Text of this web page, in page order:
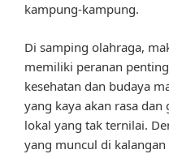
kampung-kampung.
Di samping olahraga,
memiliki peranan
kesehatan dan budaya
yang kaya akan rasa
lokal yang tak ternilai.
yang muncul di